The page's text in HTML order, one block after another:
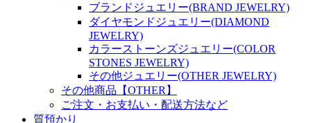
ブランドジュエリー(BRAND JEWELRY)
ダイヤモンドジュエリー(DIAMOND
JEWELRY)
カラーストーンズジュエリー(COLOR
STONES JEWELRY)
その他ジュエリー(OTHER JEWELRY)
その他商品【OTHER】
ご注文・お支払い・配送方法など
質預かり